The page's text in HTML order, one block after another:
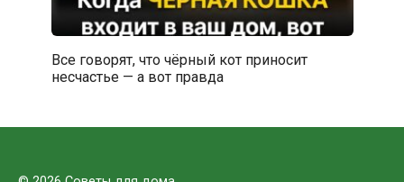
Все говорят, что чёрный кот приносит
несчастье — а вот правда